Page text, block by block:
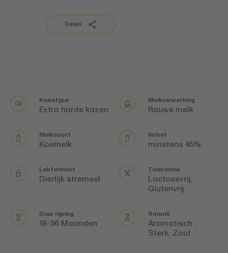
Delen
Kaastype
Extra harde kazen
Melkverwerking
Rauwe melk
Melksoort
Koemelk
Volvet
minstens 45%
Lebferment
Dierlijk stremsel
Tolerantie
Lactosevrij,
Glutenvrij
Duur rijping
18-36 Maanden
Smaak
Aromatisch ,
Sterk, Zout